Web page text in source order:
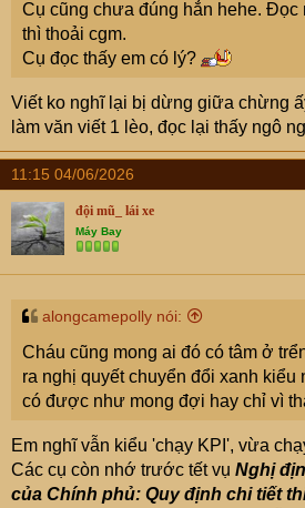
Việc ngừng bán hoàn toàn xăng
nhiệm với rất nhiều thiết bị không
trong đó có các thiết bị dự phòng
trường có độ ẩm cao, thậm chí là
Cụ cũng chưa đúng hẳn hehe.
thì thoải cgm.
Cụ đọc thấy em có lý?
Viết ko nghĩ lại bị dừng giữa chừng
làm văn viết 1 lèo, đọc lại thấy ngô
11:15 04/06/2026
đội mũ_ lái xe
Máy Bay
alongcamepolly nói:
Cháu cũng mong ai đó có tâm ở
ra nghị quyết chuyển đổi xanh kiểu
có được như mong đợi hay chỉ vì
Em nghĩ vẫn kiểu 'chạy KPI', vừa
Các cụ còn nhớ trước tết vụ Nghị
của Chính phủ: Quy định chi tiết